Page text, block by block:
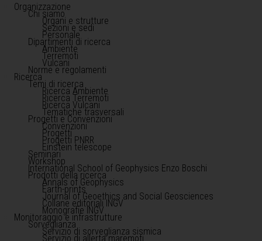
Organizzazione
Chi siamo
Organi e strutture
Sezioni e sedi
Personale
Dipartimenti di ricerca
Ambiente
Terremoti
Vulcani
Norme e regolamenti
Ricerca
Temi di ricerca
Ricerca Ambiente
Ricerca Terremoti
Ricerca Vulcani
Tematiche trasversali
Progetti e Convenzioni
Convenzioni
Progetti
Progetti PNRR
Einstein telescope
Seminari
Workshop
International School of Geophysics Enzo Boschi
Prodotti della ricerca
Annals of Geophysics
Earth-prints
Journal of Geoethics and Social Geosciences
Collane editoriali INGV
Monografie INGV
Monitoraggio e infrastrutture
Sorveglianza
Servizio di sorveglianza sismica
Servizio di allerta maremoti